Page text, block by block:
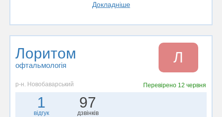
Докладніше
Лоритом
офтальмологія Л
р-н. Новобаварський Перевірено 12 червня
1
відгук
97
дзвінків